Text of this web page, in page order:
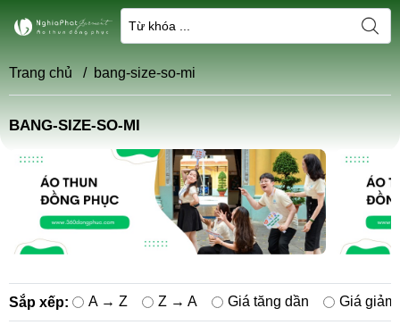
Trang chủ / bang-size-so-mi
BANG-SIZE-SO-MI
Sắp xếp: A → Z Z → A Giá tăng dần Giá giảm